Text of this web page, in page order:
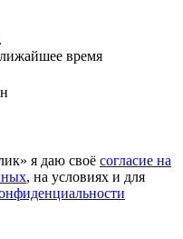
время
я даю своё согласие на
, на условиях и для